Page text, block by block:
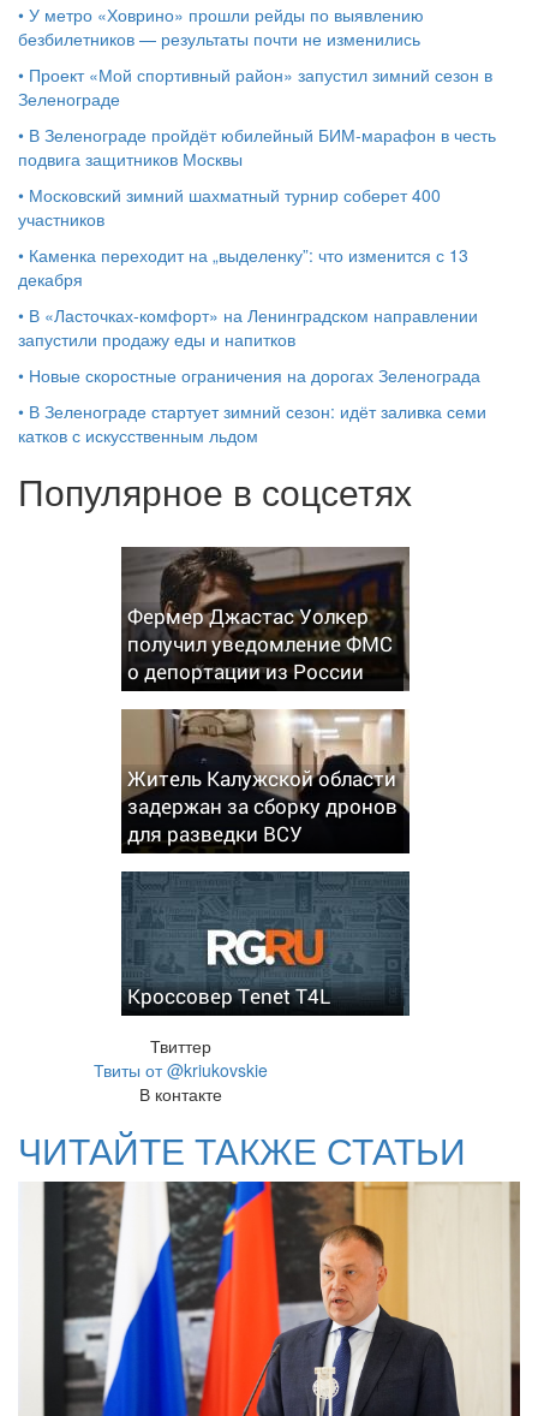
• У метро «Ховрино» прошли рейды по выявлению
безбилетников — результаты почти не изменились
• Проект «Мой спортивный район» запустил зимний сезон в
Зеленограде
• В Зеленограде пройдёт юбилейный БИМ‑марафон в честь
подвига защитников Москвы
• Московский зимний шахматный турнир соберет 400
участников
• Каменка переходит на „выделенку”: что изменится с 13
декабря
• В «Ласточках‑комфорт» на Ленинградском направлении
запустили продажу еды и напитков
• Новые скоростные ограничения на дорогах Зеленограда
• В Зеленограде стартует зимний сезон: идёт заливка семи
катков с искусственным льдом
Популярное в соцсетях
Фермер Джастас Уолкер
получил уведомление ФМС
о депортации из России
Житель Калужской области
задержан за сборку дронов
для разведки ВСУ
Кроссовер Tenet T4L
Твиттер
Твиты от @kriukovskie
В контакте
ЧИТАЙТЕ ТАКЖЕ СТАТЬИ